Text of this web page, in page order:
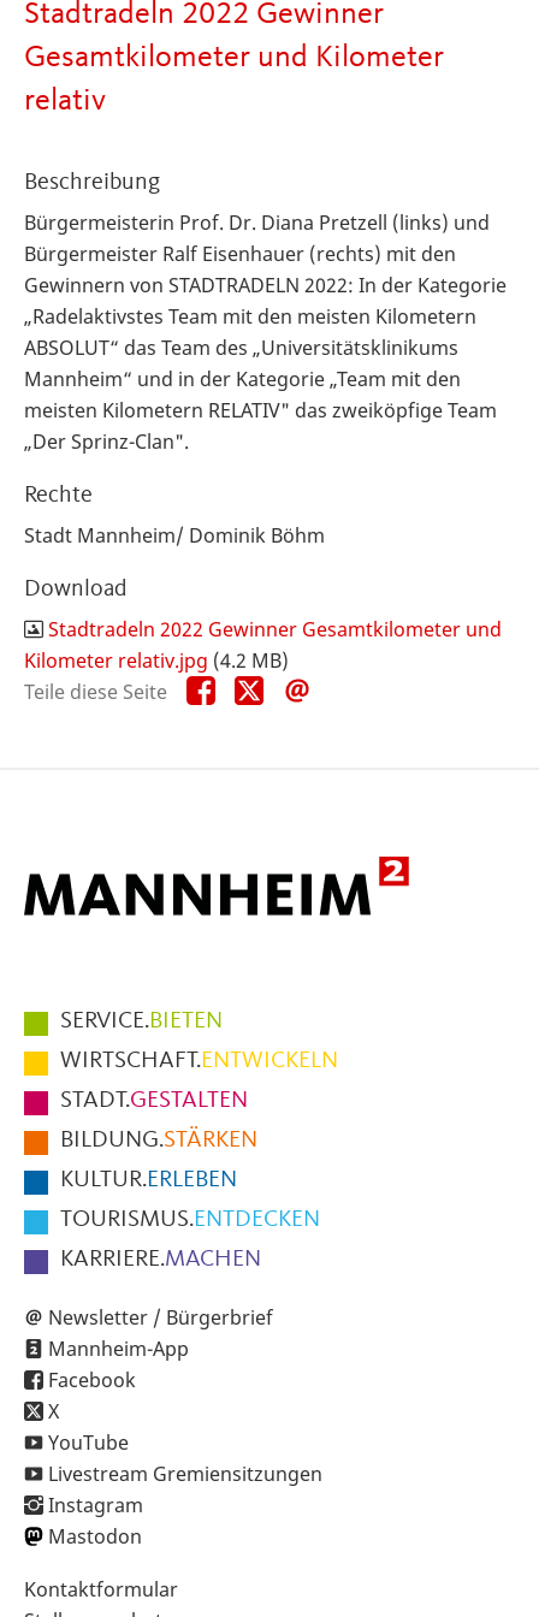
Stadtradeln 2022 Gewinner
Gesamtkilometer und Kilometer
relativ
Beschreibung
Bürgermeisterin Prof. Dr. Diana Pretzell (links) und
Bürgermeister Ralf Eisenhauer (rechts) mit den
Gewinnern von STADTRADELN 2022: In der Kategorie
„Radelaktivstes Team mit den meisten Kilometern
ABSOLUT“ das Team des „Universitätsklinikums
Mannheim“ und in der Kategorie „Team mit den
meisten Kilometern RELATIV" das zweiköpfige Team
„Der Sprinz-Clan".
Rechte
Stadt Mannheim/ Dominik Böhm
Download
Stadtradeln 2022 Gewinner Gesamtkilometer und
Kilometer relativ.jpg (4.2 MB)
Teile diese Seite
Teile
diese
Teile
diese
Hauptmenüpunkte
im
Fußbereich
der
Seite
SERVICE.BIETEN
WIRTSCHAFT.ENTWICKELN
STADT.GESTALTEN
BILDUNG.STÄRKEN
KULTUR.ERLEBEN
TOURISMUS.ENTDECKEN
KARRIERE.MACHEN
Newsletter / Bürgerbrief
Mannheim-App
Facebook
X
YouTube
Livestream Gremiensitzungen
Instagram
Mastodon
Sekundärnavigation
Kontaktformular